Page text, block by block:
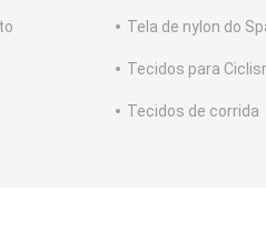
Tela de nylon do
Tecidos para
Tecidos de corrida